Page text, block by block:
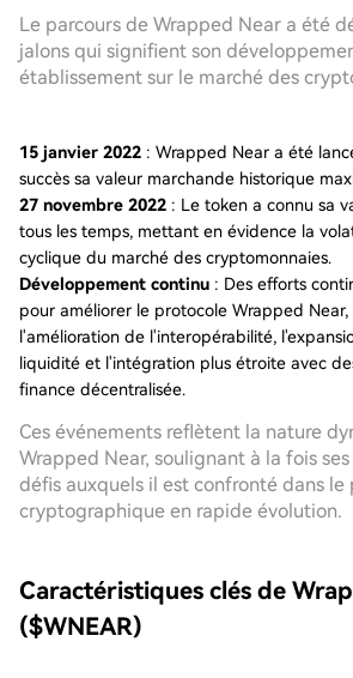
Le parcours de Wrapped Near a été
jalons qui signifient son
établissement sur le marché des
15 janvier 2022 : Wrapped Near a été
succès sa valeur marchande historique
27 novembre 2022 : Le token a connu sa
tous les temps, mettant en évidence la
cyclique du marché des cryptomonnaies.
Développement continu : Des efforts
pour améliorer le protocole Wrapped
l'amélioration de l'interopérabilité,
liquidité et l'intégration plus étroite avec
finance décentralisée.
Ces événements reflètent la nature
Wrapped Near, soulignant à la fois
défis auxquels il est confronté dans le
cryptographique en rapide évolution.
Caractéristiques clés de
($WNEAR)